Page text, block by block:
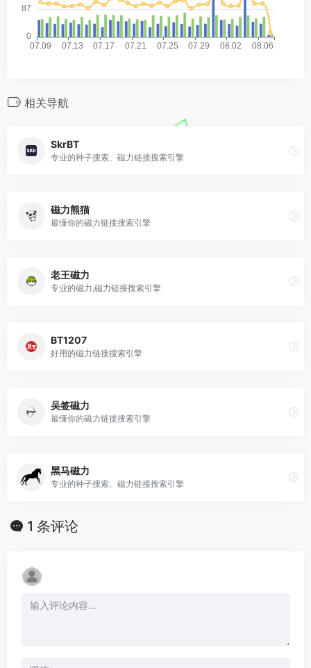
相关导航
SkrBT
专业的种子搜索、磁力链接搜索引擎
磁力熊猫
最懂你的磁力链接搜索引擎
老王磁力
专业的磁力,磁力链接搜索引擎
BT1207
好用的磁力链接搜索引擎
吴签磁力
最懂你的磁力链接搜索引擎
黑马磁力
专业的种子搜索、磁力链接搜索引擎
1 条评论